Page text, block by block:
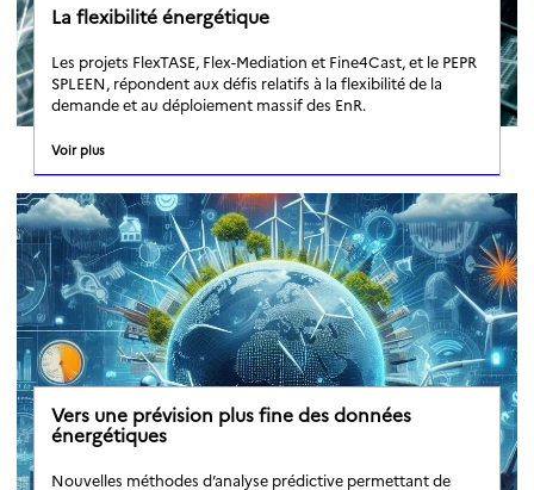
La flexibilité énergétique
Les projets FlexTASE, Flex-Mediation et Fine4Cast, et le PEPR
SPLEEN, répondent aux défis relatifs à la flexibilité de la
demande et au déploiement massif des EnR.
Voir plus
Vers une prévision plus fine des données
énergétiques
Nouvelles méthodes d’analyse prédictive permettant de